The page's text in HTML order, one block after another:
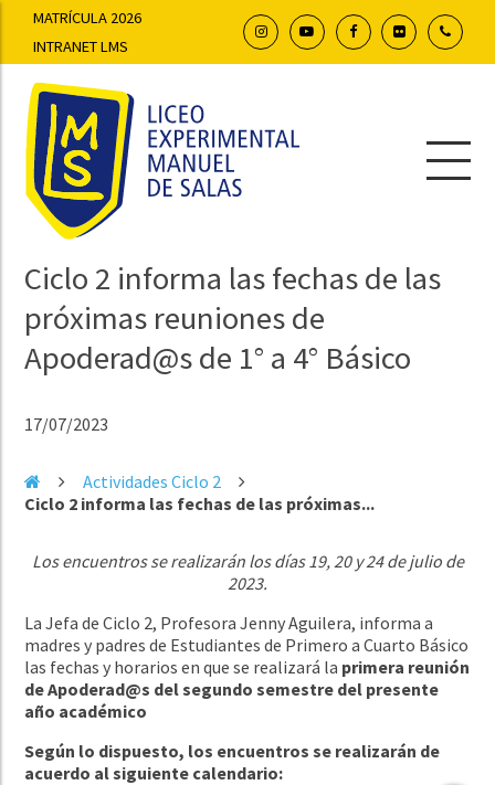
MATRÍCULA 2026
INTRANET LMS
Ciclo 2 informa las fechas de las
próximas reuniones de
Apoderad@s de 1° a 4° Básico
17/07/2023
Actividades Ciclo 2
Ciclo 2 informa las fechas de las próximas...
Los encuentros se realizarán los días 19, 20 y 24 de julio de
2023.
La Jefa de Ciclo 2, Profesora Jenny Aguilera, informa a
madres y padres de Estudiantes de Primero a Cuarto Básico
las fechas y horarios en que se realizará la primera reunión
de Apoderad@s del segundo semestre del presente
año académico
Según lo dispuesto, los encuentros se realizarán de
acuerdo al siguiente calendario: